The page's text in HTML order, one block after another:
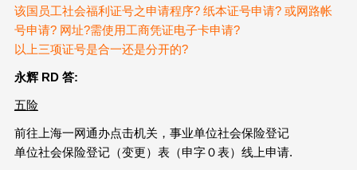
该国员工社会福利证号之申请程序? 纸本证号申请? 或网路帐
号申请? 网址?需使用工商凭证电子卡申请?
以上三项证号是合一还是分开的?
永辉 RD 答:
五险
前往上海一网通办点击机关，事业单位社会保险登记
单位社会保险登记（变更）表（申字０表）线上申请.